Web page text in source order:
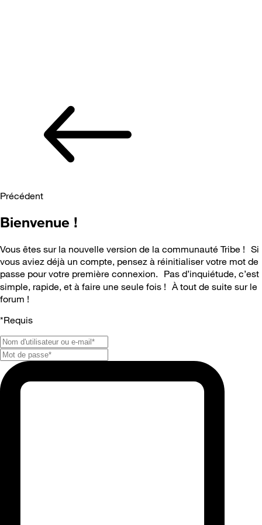
Précédent
Bienvenue !
Vous êtes sur la nouvelle version de la communauté Tribe ! Si
vous aviez déjà un compte, pensez à réinitialiser votre mot de
passe pour votre première connexion. Pas d’inquiétude, c’est
simple, rapide, et à faire une seule fois ! À tout de suite sur le
forum !
*Requis